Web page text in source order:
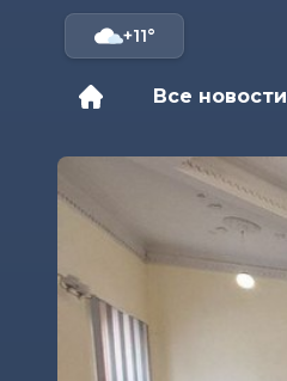
+11°
Все новости